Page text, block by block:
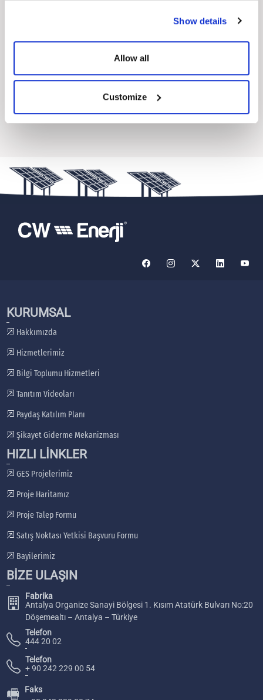
Show details
Allow all
Customize
Dayanıklı, Sağlam Hücreler
30° Dereceye Kadar Panel Esnekliği
KURUMSAL
Hakkımızda
Hizmetlerimiz
Bilgi Toplumu Hizmetleri
Tanıtım Videoları
Paydaş Katılım Planı
Şikayet Giderme Mekanizması
HIZLI LİNKLER
GES Projelerimiz
Proje Haritamız
Proje Talep Formu
Satış Noktası Yetkisi Başvuru Formu
Bayilerimiz
BİZE ULAŞIN
Fabrika
Antalya Organize Sanayi Bölgesi 1. Kısım Atatürk Bulvarı No:20
Döşemealtı – Antalya – Türkiye
Telefon
444 20 02
Telefon
+ 90 242 229 00 54
🖷
Faks